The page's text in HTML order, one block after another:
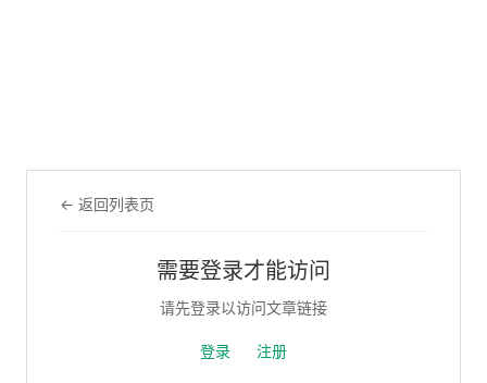
← 返回列表页
需要登录才能访问
请先登录以访问文章链接
登录 注册